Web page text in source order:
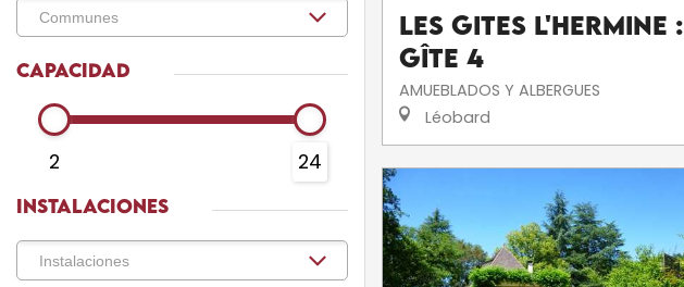
CAPACIDAD
2 24
INSTALACIONES
Les Gites L'Hermine :
Gîte 4
AMUEBLADOS Y ALBERGUES
Léobard